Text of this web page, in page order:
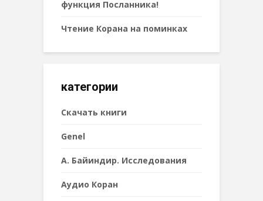
функция Посланника!
Чтение Корана на поминках
категории
Cкачать книги
Genel
А. Байиндир. Исследования
Аудио Коран